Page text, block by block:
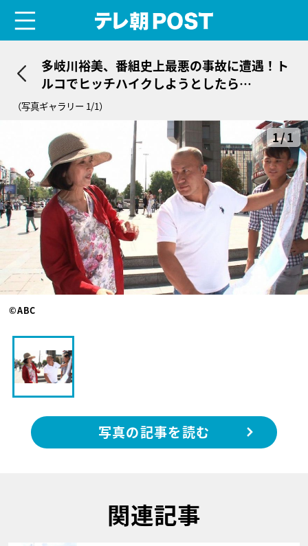
多岐川裕美、番組史上最悪の事故に遭遇！ト
ルコでヒッチハイクしようとしたら…
（写真ギャラリー 1/1）
1/1
©ABC
写真の記事を読む
関連記事